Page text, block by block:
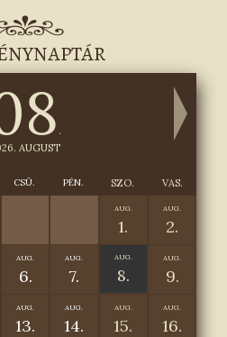
.
AUGUST
CSÜ. PÉN. SZO. VAS.
AUG.
1.
AUG.
2.
AUG.
6.
AUG.
7.
AUG.
8.
AUG.
9.
AUG.
13.
AUG.
14.
AUG.
15.
AUG.
16.